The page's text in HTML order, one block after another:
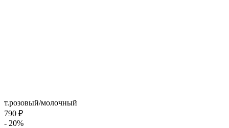
т.розовый/молочный
790 ₽
- 20%